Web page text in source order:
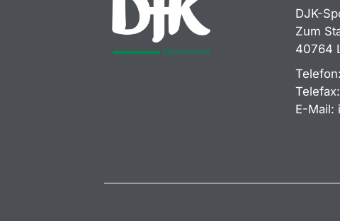
DJK-
Zum
40764
Telefon:
Telefax:
E-Mail: